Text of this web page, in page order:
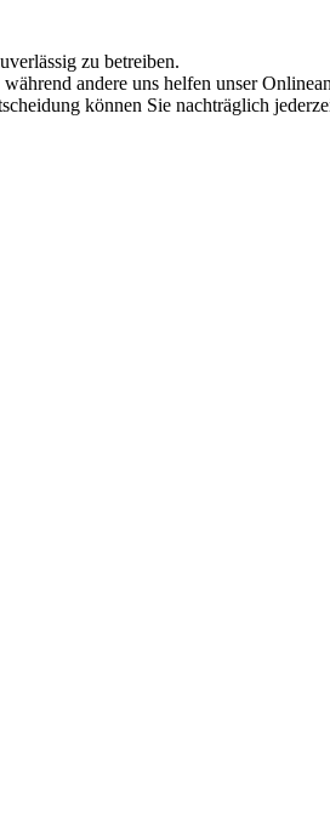
zu betreiben.
andere uns helfen unser
können Sie nachträglich